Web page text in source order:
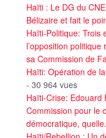
Haïti : Le DG du
Bélizaire et fait le
Haïti-Politique: Trois
l’opposition
sa Commission de
Haïti: Opération de
- 30 964 vues
Haïti-Crise: Edouard
Commission pour le
démocratique,